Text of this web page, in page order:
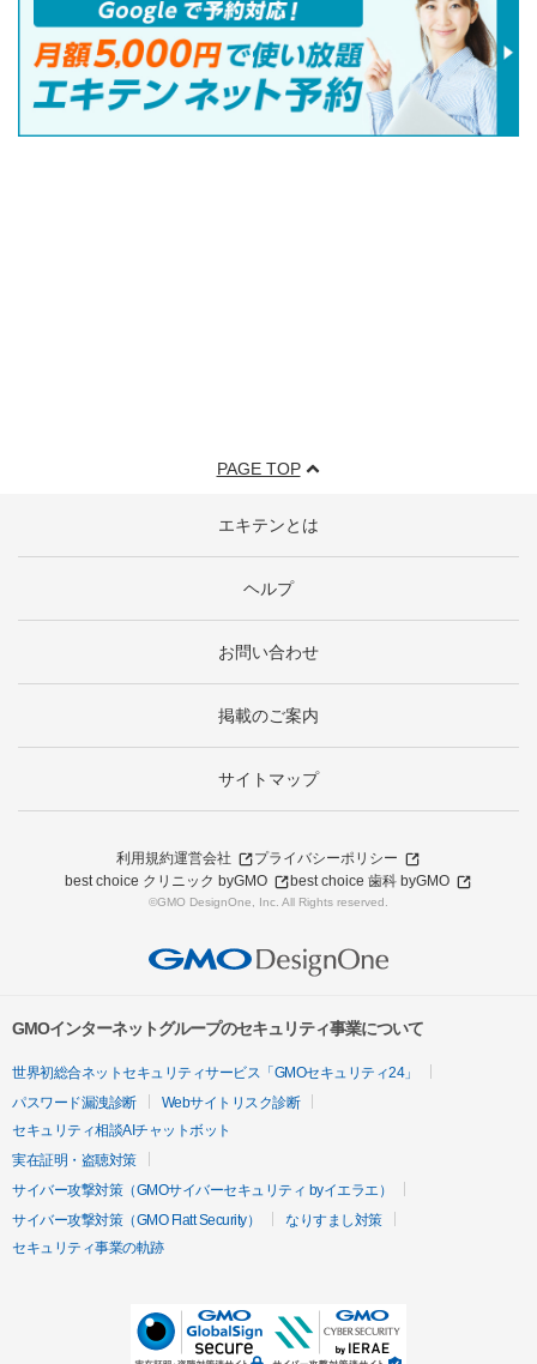
PAGE TOP
エキテンとは
ヘルプ
お問い合わせ
掲載のご案内
サイトマップ
利用規約運営会社
プライバシーポリシー
best choice クリニック byGMO
best choice 歯科 byGMO
©GMO DesignOne, Inc. All Rights reserved.
GMOインターネットグループのセキュリティ事業について
世界初総合ネットセキュリティサービス「GMOセキュリティ24」
パスワード漏洩診断
Webサイトリスク診断
セキュリティ相談AIチャットボット
実在証明・盗聴対策
サイバー攻撃対策（GMOサイバーセキュリティ byイエラエ）
サイバー攻撃対策（GMO Flatt Security）
なりすまし対策
セキュリティ事業の軌跡